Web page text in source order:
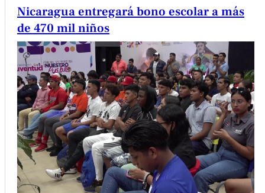
Nicaragua entregará bono escolar a más
de 470 mil niños